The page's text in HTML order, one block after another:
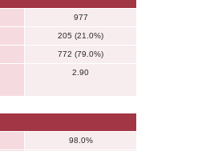
977
205 (21.0%)
772 (79.0%)
2.90
98.0%